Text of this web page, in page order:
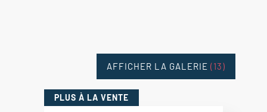
PLUS À LA VENTE
AFFICHER LA GALERIE (13)